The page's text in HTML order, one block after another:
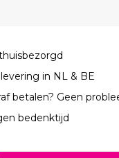
in NL & BE
betalen? Geen
bedenktijd